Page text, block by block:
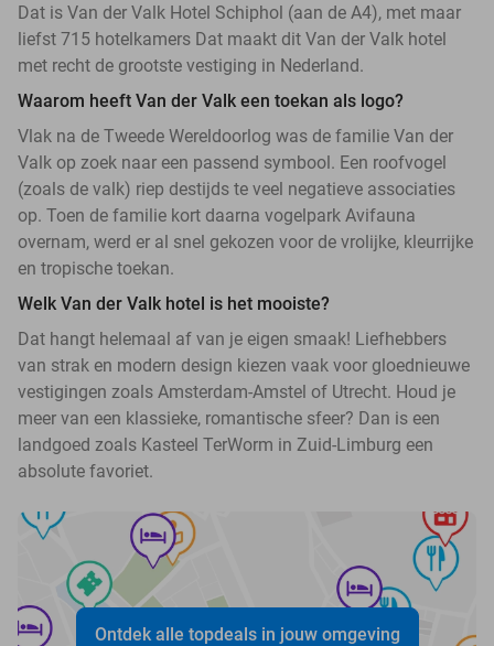
Dat is Van der Valk Hotel Schiphol (aan de A4), met maar
liefst 715 hotelkamers Dat maakt dit Van der Valk hotel
met recht de grootste vestiging in Nederland.
Waarom heeft Van der Valk een toekan als logo?
Vlak na de Tweede Wereldoorlog was de familie Van der
Valk op zoek naar een passend symbool. Een roofvogel
(zoals de valk) riep destijds te veel negatieve associaties
op. Toen de familie kort daarna vogelpark Avifauna
overnam, werd er al snel gekozen voor de vrolijke, kleurrijke
en tropische toekan.
Welk Van der Valk hotel is het mooiste?
Dat hangt helemaal af van je eigen smaak! Liefhebbers
van strak en modern design kiezen vaak voor gloednieuwe
vestigingen zoals Amsterdam-Amstel of Utrecht. Houd je
meer van een klassieke, romantische sfeer? Dan is een
landgoed zoals Kasteel TerWorm in Zuid-Limburg een
absolute favoriet.
Ontdek alle topdeals in jouw omgeving